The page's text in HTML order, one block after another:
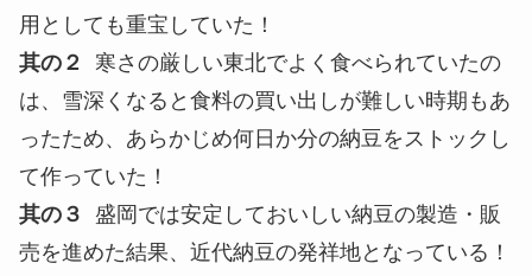
用としても重宝していた！
其の２
寒さの厳しい東北でよく食べられていたの
は、雪深くなると食料の買い出しが難しい時期もあ
ったため、あらかじめ何日か分の納豆をストックし
て作っていた！
其の３
盛岡では安定しておいしい納豆の製造・販
売を進めた結果、近代納豆の発祥地となっている！